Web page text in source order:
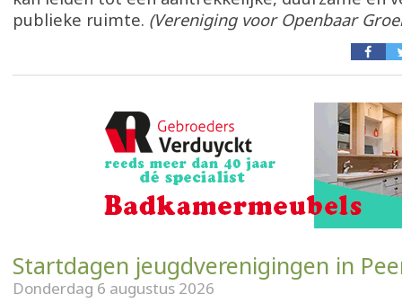
publieke ruimte. (Vereniging voor Openbaar
Startdagen jeugdverenigingen in
Donderdag 6 augustus 2026